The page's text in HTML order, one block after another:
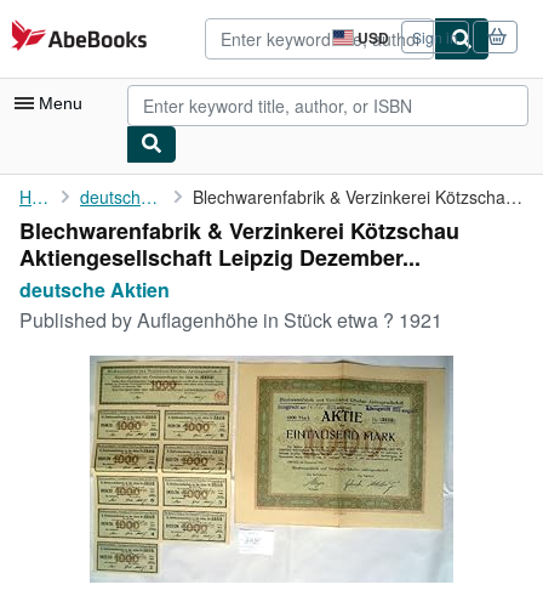
Skip to main content
AbeBooks.com USD
Site
shopping
preferences
Sign in
Menu
My Account
My Purchases
Advanced Search
Browse Collections
Rare Books
Art & Collectibles
Textbooks
Start Selling
Home deutsche Aktien Blechwarenfabrik & Verzinkerei Kötzschau Aktiengesellschaft ...
Blechwarenfabrik & Verzinkerei Kötzschau
Aktiengesellschaft Leipzig Dezember...
deutsche Aktien
Published byAuflagenhöhe in Stück etwa ? 1921